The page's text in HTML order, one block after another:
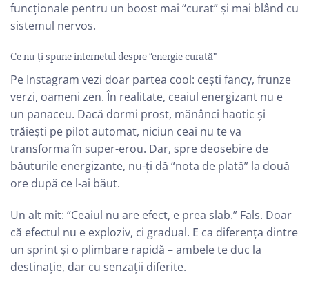
funcționale pentru un boost mai “curat” și mai blând cu
sistemul nervos.
Ce nu-ți spune internetul despre “energie curată”
Pe Instagram vezi doar partea cool: cești fancy, frunze
verzi, oameni zen. În realitate, ceaiul energizant nu e
un panaceu. Dacă dormi prost, mănânci haotic și
trăiești pe pilot automat, niciun ceai nu te va
transforma în super-erou. Dar, spre deosebire de
băuturile energizante, nu-ți dă “nota de plată” la două
ore după ce l-ai băut.
Un alt mit: “Ceaiul nu are efect, e prea slab.” Fals. Doar
că efectul nu e exploziv, ci gradual. E ca diferența dintre
un sprint și o plimbare rapidă – ambele te duc la
destinație, dar cu senzații diferite.